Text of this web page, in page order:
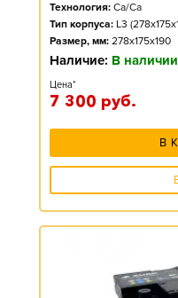
Технология: Ca/Ca
Тип корпуса: L3
Размер, мм: 278x175x190
Наличие: В наличии
Цена*
7 300 руб.
В